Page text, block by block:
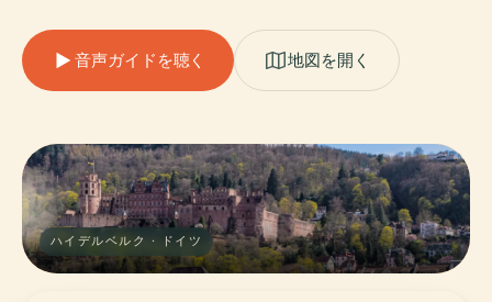
音声ガイドを聴く 地図を開く
ハイデルベルク · ドイツ